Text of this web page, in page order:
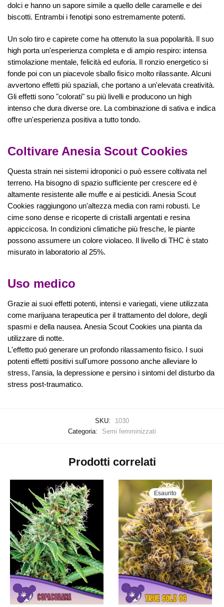
dolci e hanno un sapore simile a quello delle caramelle e dei
biscotti. Entrambi i fenotipi sono estremamente potenti.
Un solo tiro e capirete come ha ottenuto la sua popolarità. Il suo
high porta un'esperienza completa e di ampio respiro: intensa
stimolazione mentale, felicità ed euforia. Il ronzio energetico si
fonde poi con un piacevole sballo fisico molto rilassante. Alcuni
avvertono effetti più spaziali, che portano a un'elevata creatività.
Gli effetti sono "colorati" su più livelli e producono un high
intenso che dura diverse ore. La combinazione di sativa e indica
offre un'esperienza positiva a tutto tondo.
Coltivare Anesia Scout Cookies
Questa strain nei sistemi idroponici o può essere coltivata nel
terreno. Ha bisogno di spazio sufficiente per crescere ed è
altamente resistente alle muffe e ai pesticidi. Anesia Scout
Cookies raggiungono un'altezza media con rami robusti. Le
cime sono dense e ricoperte di cristalli argentati e resina
appiccicosa. In condizioni climatiche più fresche, le piante
possono assumere un colore violaceo. Il livello di THC è stato
misurato in laboratorio al 25%.
Uso medico
Grazie ai suoi effetti potenti, intensi e variegati, viene utilizzata
come marijuana terapeutica per il trattamento del dolore, degli
spasmi e della nausea. Anesia Scout Cookies una pianta da
utilizzare di notte.
L'effetto può generare un profondo rilassamento fisico. I suoi
potenti effetti positivi sull'umore possono anche alleviare lo
stress, l'ansia, la depressione e persino i sintomi del disturbo da
stress post-traumatico.
SKU:
1030
Categoria:
Semi femminizzati
Prodotti correlati
Esaurito